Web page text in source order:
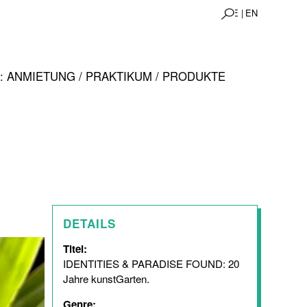
DE | EN
ANMIETUNG / PRAKTIKUM / PRODUKTE
DETAILS
Titel:
IDENTITIES & PARADISE FOUND: 20
Jahre kunstGarten.